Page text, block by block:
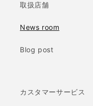
取扱店舗
News room
Blog post
カスタマーサービス